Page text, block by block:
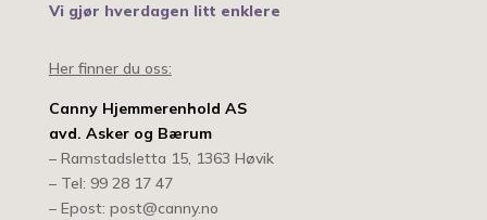
Vi gjør hverdagen litt enklere
Her finner du oss:
Canny Hjemmerenhold AS
avd. Asker og Bærum
– Ramstadsletta 15, 1363 Høvik
– Tel: 99 28 17 47
– Epost: post@canny.no